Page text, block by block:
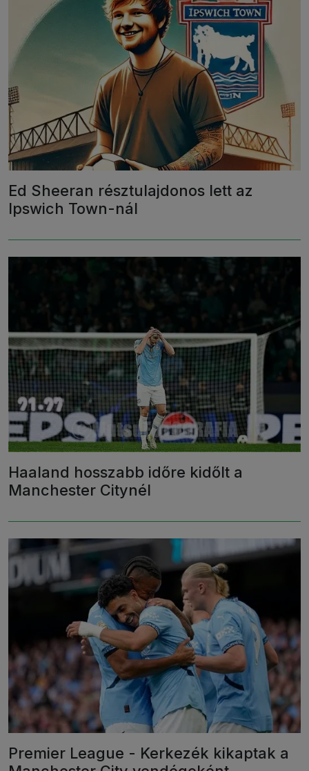
Ed Sheeran résztulajdonos lett az
Ipswich Town-nál
Haaland hosszabb időre kidőlt a
Manchester Citynél
Premier League - Kerkezék kikaptak a